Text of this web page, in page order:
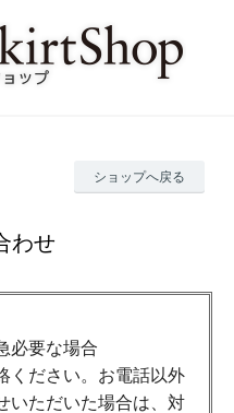
ショップへ戻る
わせ
必要な場合
ください。お電話以外
いただいた場合は、対